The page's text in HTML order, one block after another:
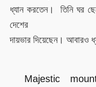
ধ্যান করতেন।
তিনি ঘর
দেশের
দায়ভার দিয়েছেন। আবারও
Majestic